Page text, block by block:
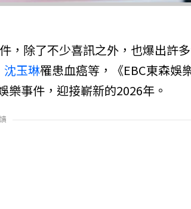
，除了不少喜訊之外，也爆出許
沈玉琳罹患血癌等，《EBC東森娛
事件，迎接嶄新的2026年。